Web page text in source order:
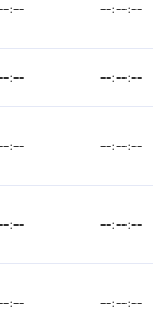
:-- --:--:--
:-- --:--:--
:-- --:--:--
:-- --:--:--
:-- --:--:--